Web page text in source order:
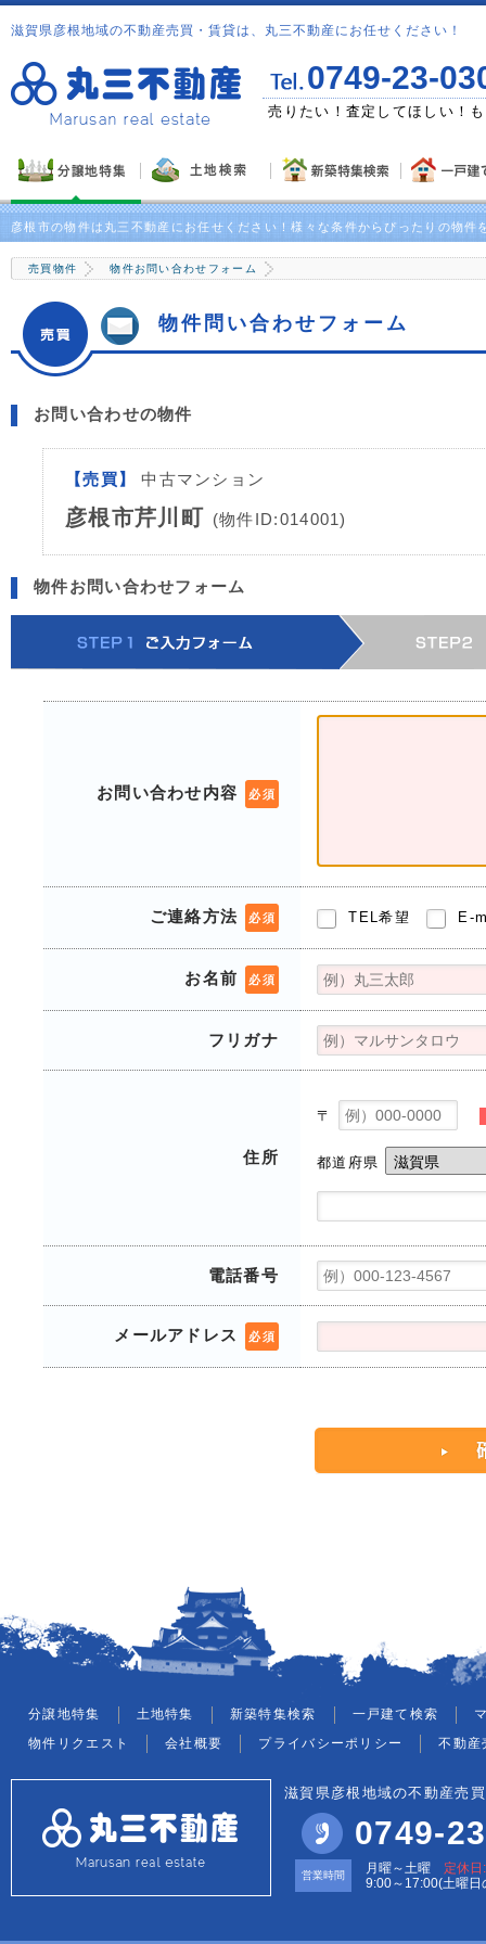
滋賀県彦根地域の不動産売買・賃貸は、丸三不動産にお任せください！
0749-23-
ント！ 売りたい！査定してほしい！
彦根市の物件は丸三不動産にお任せください！様々な条件からぴったりの物件
売買物件 物件お問い合わせフォーム
物件問い合わせフォーム
お問い合わせの物件
【売買】 中古マンション
彦根市芹川町 (物件ID:014001)
物件お問い合わせフォーム
お問い合わせ内容 必須
ご連絡方法 必須 TEL希望 E-
お名前 必須
フリガナ
住所
〒
都道府県
電話番号
メールアドレス 必須
分譲地特集 土地特集 新築特集検索 一戸建て検索
物件リクエスト
会社概要 プライバシーポリシー 不動産
滋賀県彦根地域の不動産売
0749-
営業時間 月曜～土曜 定休
9:00～17:00(土曜日